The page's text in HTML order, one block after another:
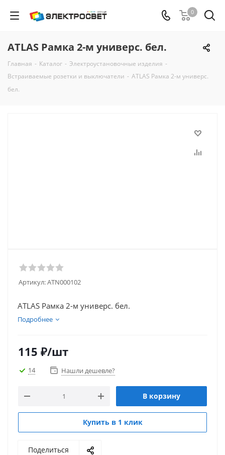
0
ATLAS Рамка 2-м универс. бел.
Главная - Каталог - Электроустановочные изделия -
Встраиваемые розетки и выключатели - ATLAS Рамка 2-м универс.
бел.
Артикул:ATN000102
ATLAS Рамка 2-м универс. бел.
Подробнее
115 ₽/шт
14 Нашли дешевле?
В корзину
Купить в 1 клик
Поделиться